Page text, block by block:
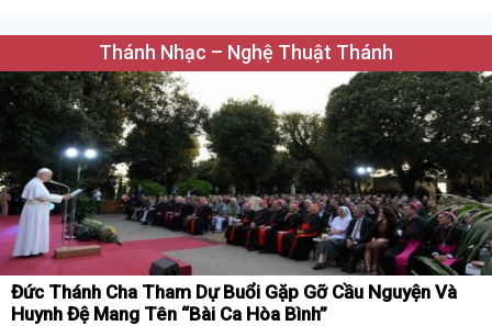
Thánh Nhạc – Nghệ Thuật Thánh
Đức Thánh Cha Tham Dự Buổi Gặp Gỡ Cầu Nguyện Và
Huynh Đệ Mang Tên “Bài Ca Hòa Bình”